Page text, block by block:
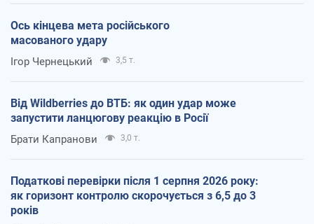
Ось кінцева мета російського
масованого удару
Ігор Чернецький 3,5 т.
Від Wildberries до ВТБ: як один удар може
запустити ланцюгову реакцію в Росії
Брати Капранови 3,0 т.
Податкові перевірки після 1 серпня 2026 року:
як горизонт контролю скорочується з 6,5 до 3
років